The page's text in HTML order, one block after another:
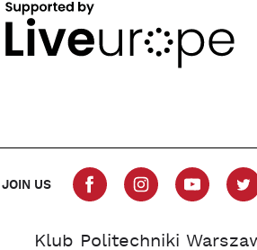
JOIN US
Klub Politechniki